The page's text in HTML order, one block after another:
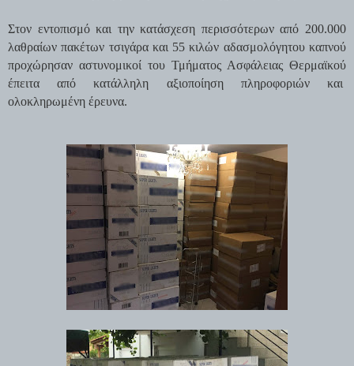
Στον εντοπισμό και την κατάσχεση περισσότερων από 200.000
λαθραίων πακέτων τσιγάρα και 55 κιλών αδασμολόγητου καπνού
προχώρησαν αστυνομικοί του Τμήματος Ασφάλειας Θερμαϊκού
έπειτα από κατάλληλη αξιοποίηση πληροφοριών και
ολοκληρωμένη έρευνα.